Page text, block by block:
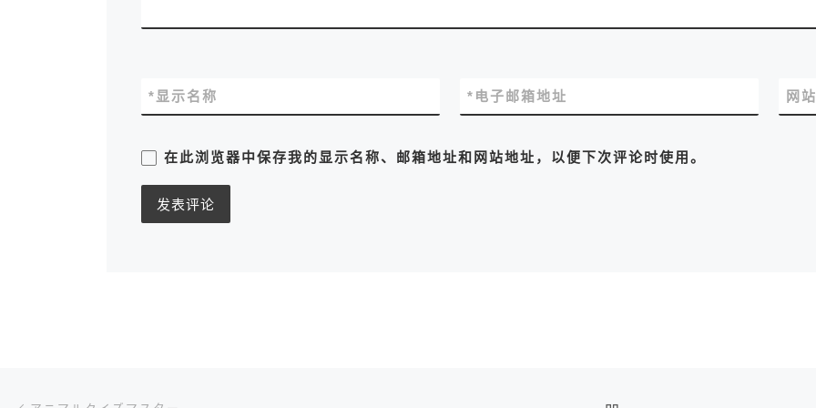
显示名称
* 电子邮箱地址
* 网
在此浏览器中保存我的显示名称、邮箱地址和网站地址，以便下次评论时使用。
文章导航